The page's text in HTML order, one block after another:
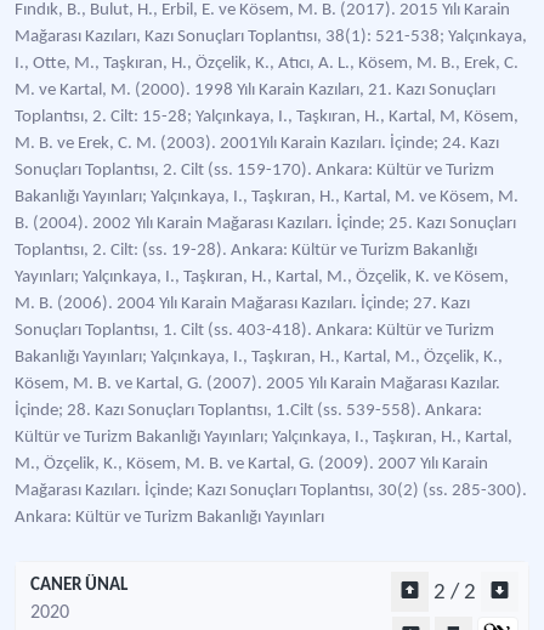
Fındık, B., Bulut, H., Erbil, E. ve Kösem, M. B. (2017). 2015 Yılı Karain
Mağarası Kazıları, Kazı Sonuçları Toplantısı, 38(1): 521-538; Yalçınkaya,
I., Otte, M., Taşkıran, H., Özçelik, K., Atıcı, A. L., Kösem, M. B., Erek, C.
M. ve Kartal, M. (2000). 1998 Yılı Karain Kazıları, 21. Kazı Sonuçları
Toplantısı, 2. Cilt: 15-28; Yalçınkaya, I., Taşkıran, H., Kartal, M, Kösem,
M. B. ve Erek, C. M. (2003). 2001Yılı Karain Kazıları. İçinde; 24. Kazı
Sonuçları Toplantısı, 2. Cilt (ss. 159-170). Ankara: Kültür ve Turizm
Bakanlığı Yayınları; Yalçınkaya, I., Taşkıran, H., Kartal, M. ve Kösem, M.
B. (2004). 2002 Yılı Karain Mağarası Kazıları. İçinde; 25. Kazı Sonuçları
Toplantısı, 2. Cilt: (ss. 19-28). Ankara: Kültür ve Turizm Bakanlığı
Yayınları; Yalçınkaya, I., Taşkıran, H., Kartal, M., Özçelik, K. ve Kösem,
M. B. (2006). 2004 Yılı Karain Mağarası Kazıları. İçinde; 27. Kazı
Sonuçları Toplantısı, 1. Cilt (ss. 403-418). Ankara: Kültür ve Turizm
Bakanlığı Yayınları; Yalçınkaya, I., Taşkıran, H., Kartal, M., Özçelik, K.,
Kösem, M. B. ve Kartal, G. (2007). 2005 Yılı Karain Mağarası Kazılar.
İçinde; 28. Kazı Sonuçları Toplantısı, 1.Cilt (ss. 539-558). Ankara:
Kültür ve Turizm Bakanlığı Yayınları; Yalçınkaya, I., Taşkıran, H., Kartal,
M., Özçelik, K., Kösem, M. B. ve Kartal, G. (2009). 2007 Yılı Karain
Mağarası Kazıları. İçinde; Kazı Sonuçları Toplantısı, 30(2) (ss. 285-300).
Ankara: Kültür ve Turizm Bakanlığı Yayınları
CANER ÜNAL
2020
2 / 2